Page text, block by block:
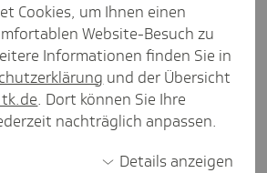
Über­blick: Wann ist
Feier­tags­ar­beit
Newsletter bestellen
Cookies, um Ihnen einen
Website-Besuch zu
Informationen finden Sie in
und der Übersicht
. Dort können Sie Ihre
nachträglich anpassen.
Details anzeigen